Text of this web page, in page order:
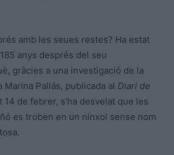
amb les seues restes? Ha estat
anys després del seu
gràcies a una investigació de la
Pallás, publicada al Diari de
14 de febrer, s’ha desvelat que les
es troben en un nínxol sense nom